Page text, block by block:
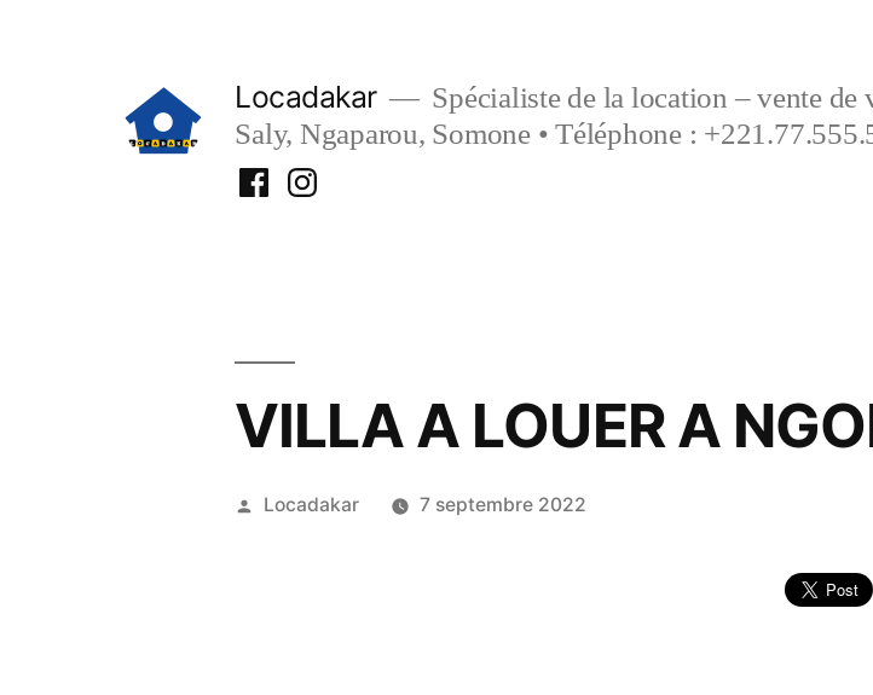
Locadakar
Spécialiste de la location – vente de
Saly, Ngaparou, Somone • Téléphone :
FacebookInstagram
VILLA A LOUER A
Publié
Locadakar 7 septembre 2022